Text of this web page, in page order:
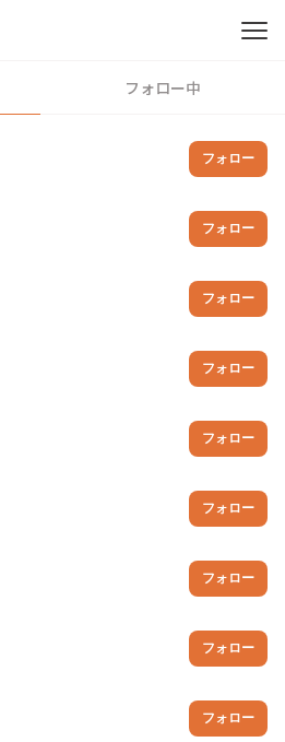
フォロー中
フォロー
フォロー
フォロー
フォロー
フォロー
フォロー
フォロー
フォロー
フォロー